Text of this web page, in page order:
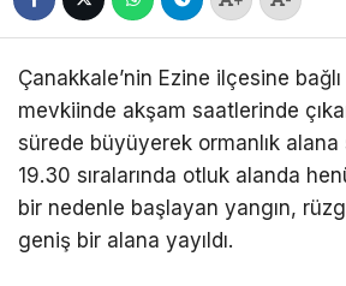
Çanakkale’nin Ezine ilçesine
mevkiinde akşam saatlerinde
sürede büyüyerek ormanlık alana
19.30 sıralarında otluk alanda
bir nedenle başlayan yangın,
geniş bir alana yayıldı.